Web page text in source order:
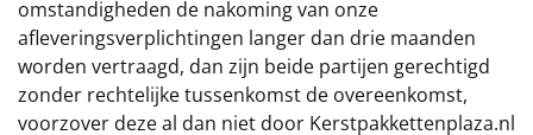
omstandigheden de nakoming van onze
afleveringsverplichtingen langer dan drie maanden
worden vertraagd, dan zijn beide partijen gerechtigd
zonder rechtelijke tussenkomst de overeenkomst,
voorzover deze al dan niet door Kerstpakkettenplaza.nl